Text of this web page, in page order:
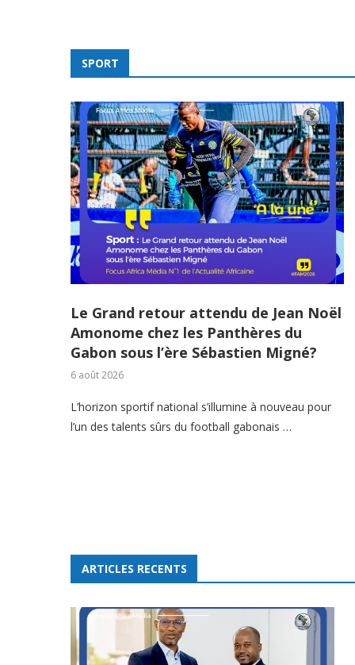
SPORT
Le Grand retour attendu de Jean Noël
Amonome chez les Panthères du
Gabon sous l’ère Sébastien Migné?
6 août 2026
L’horizon sportif national s’illumine à nouveau pour
l’un des talents sûrs du football gabonais …
ARTICLES RECENTS